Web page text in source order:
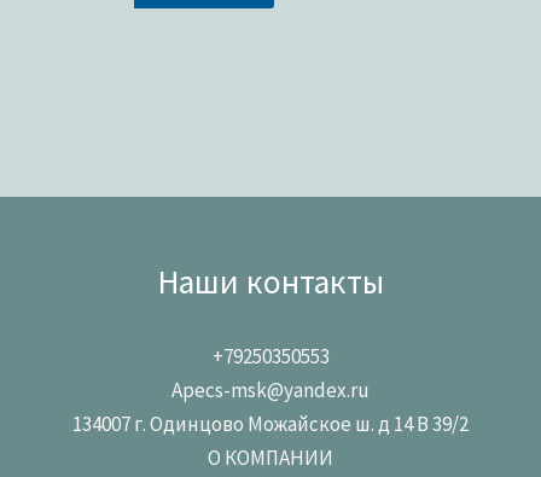
Наши контакты
+79250350553
Apecs-msk@yandex.ru
134007 г. Одинцово Можайское ш. д 14 В 39/2
О КОМПАНИИ